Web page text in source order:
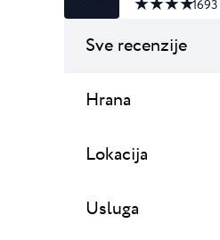
1693
Sve recenzije
Hrana
Lokacija
Usluga